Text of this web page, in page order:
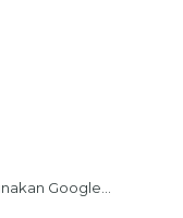
Google...